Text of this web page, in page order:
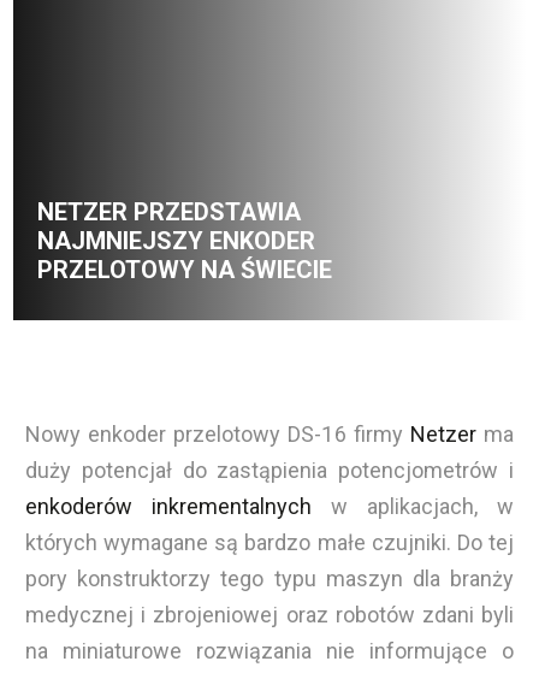
NETZER PRZEDSTAWIA
NAJMNIEJSZY ENKODER
PRZELOTOWY NA ŚWIECIE
Nowy enkoder przelotowy DS-16 firmy Netzerma
duży potencjał do zastąpienia potencjometrów i
enkoderów inkrementalnych w aplikacjach, w
których wymagane są bardzo małe czujniki. Do tej
pory konstruktorzy tego typu maszyn dla branży
medycznej i zbrojeniowej oraz robotów zdani byli
na miniaturowe rozwiązania nie informujące o